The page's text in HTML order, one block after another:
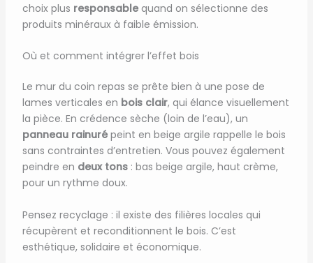
choix plus responsablequand on sélectionne des
produits minéraux à faible émission.
Où et comment intégrer l’effet bois
Le mur du coin repas se prête bien à une pose de
lames verticales en bois clair, qui élance visuellement
la pièce. En crédence sèche (loin de l’eau), un
panneau rainurépeint en beige argile rappelle le bois
sans contraintes d’entretien. Vous pouvez également
peindre en deux tons: bas beige argile, haut crème,
pour un rythme doux.
Pensez recyclage : il existe des filières locales qui
récupèrent et reconditionnent le bois. C’est
esthétique, solidaire et économique.